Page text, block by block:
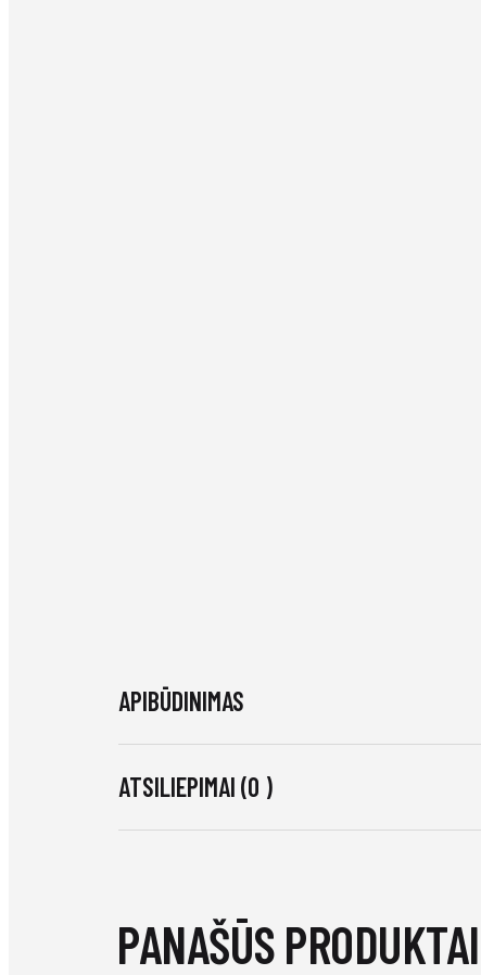
APIBŪDINIMAS
ATSILIEPIMAI (0 )
PANAŠŪS PRODUKTAI